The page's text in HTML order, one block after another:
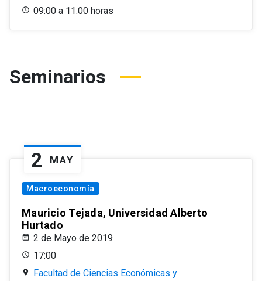
09:00 a 11:00 horas
Seminarios
2 MAY
Macroeconomía
Mauricio Tejada, Universidad Alberto
Hurtado
2 de Mayo de 2019
17:00
Facultad de Ciencias Económicas y